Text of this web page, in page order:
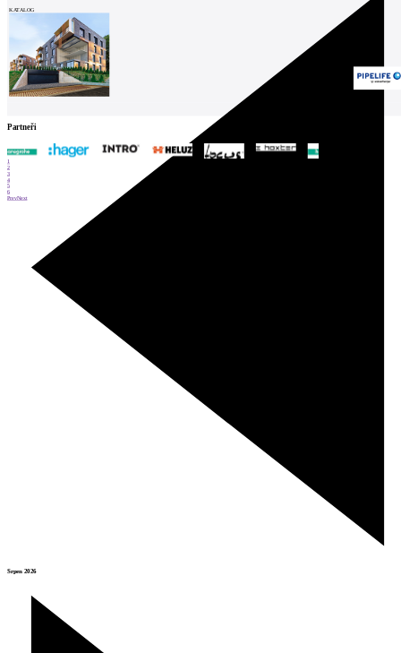
Srpen 2026
KATALOG
Partneři
1
2
3
4
5
6
PrevNext